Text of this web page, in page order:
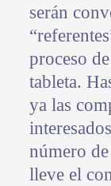
serán
proceso
tableta.
ya las
número
lleve el